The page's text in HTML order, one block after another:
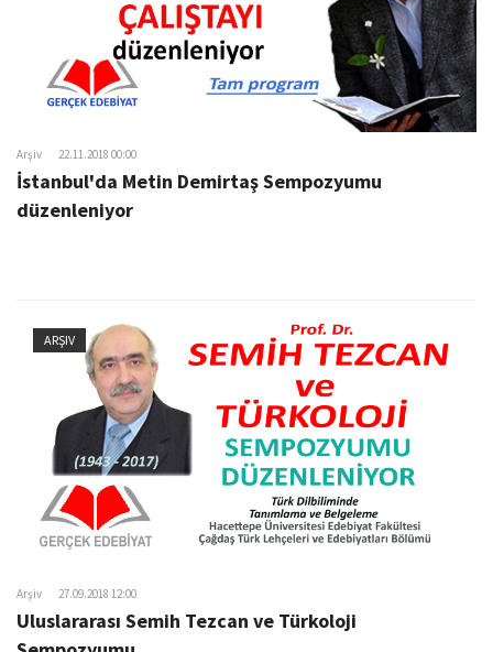
Arşiv 22.11.2018 00:00
İstanbul'da Metin Demirtaş Sempozyumu
düzenleniyor
ARŞIV
Arşiv 27.09.2018 12:00
Uluslararası Semih Tezcan ve Türkoloji